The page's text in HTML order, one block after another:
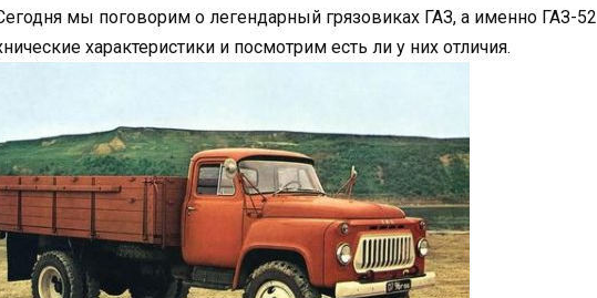
мы поговорим о легендарный грязовиках ГАЗ, а именно ГАЗ-52
характеристики и посмотрим есть ли у них отличия.